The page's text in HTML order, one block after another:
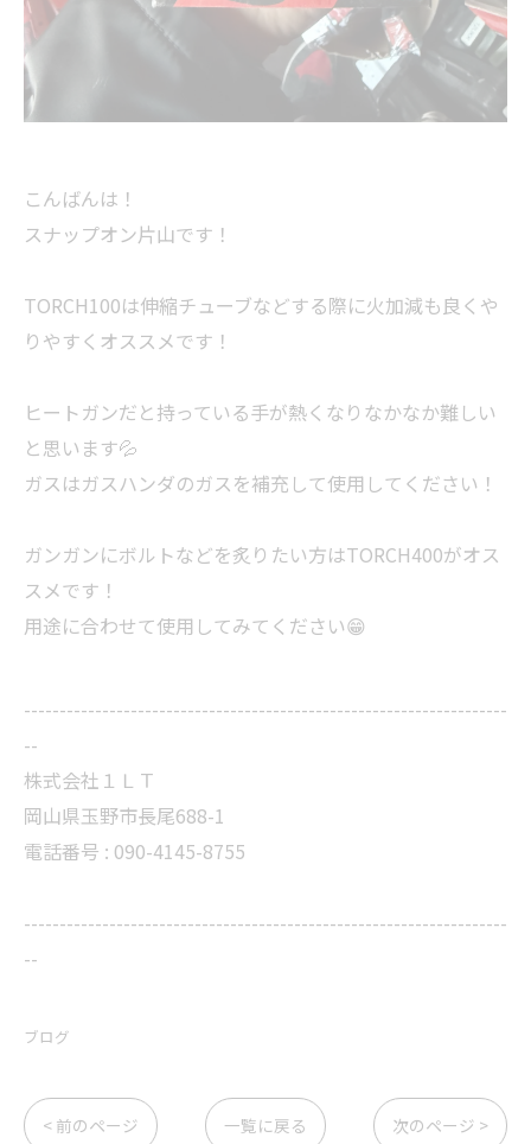
こんばんは！
スナップオン片山です！
TORCH100は伸縮チューブなどする際に火加減も良くや
りやすくオススメです！
ヒートガンだと持っている手が熱くなりなかなか難しい
と思います💦
ガスはガスハンダのガスを補充して使用してください！
ガンガンにボルトなどを炙りたい方はTORCH400がオス
スメです！
用途に合わせて使用してみてください😁
--------------------------------------------------------------------
--
株式会社１ＬＴ
岡山県玉野市長尾688-1
電話番号 : 090-4145-8755
--------------------------------------------------------------------
--
ブログ
< 前のページ 一覧に戻る 次のページ >